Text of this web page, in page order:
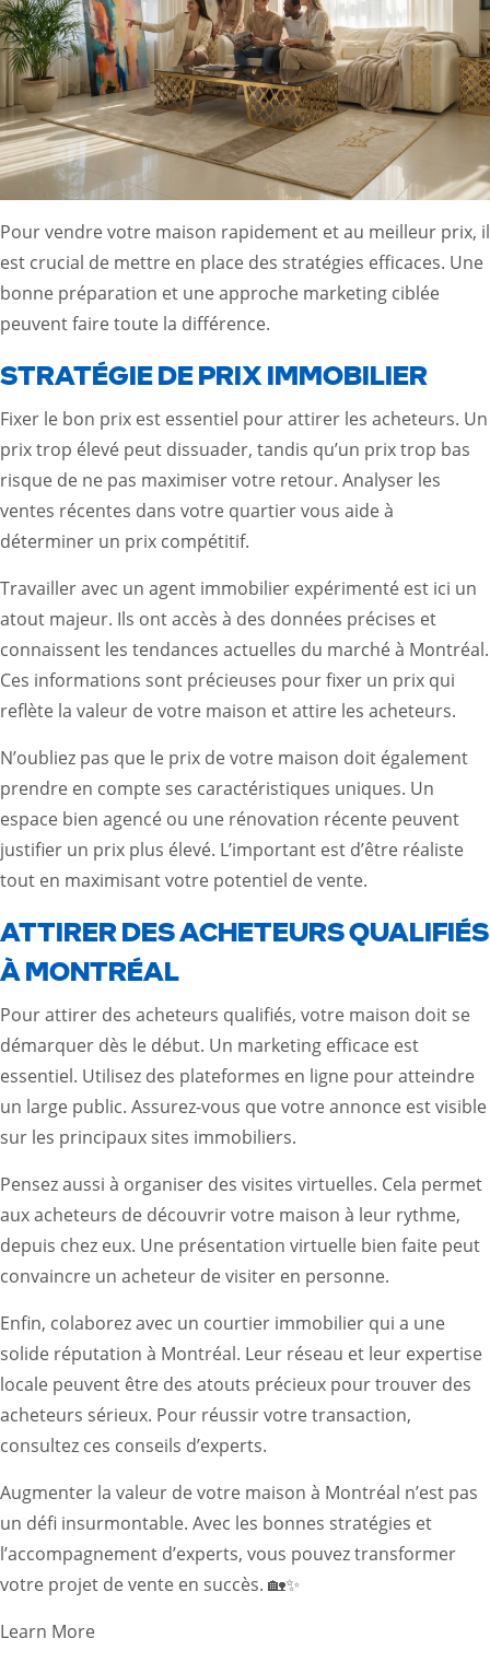
Pour vendre votre maison rapidement et au meilleur prix, il
est crucial de mettre en place des stratégies efficaces. Une
bonne préparation et une approche marketing ciblée
peuvent faire toute la différence.
STRATÉGIE DE PRIX IMMOBILIER
Fixer le bon prix est essentiel pour attirer les acheteurs. Un
prix trop élevé peut dissuader, tandis qu’un prix trop bas
risque de ne pas maximiser votre retour. Analyser les
ventes récentes dans votre quartier vous aide à
déterminer un prix compétitif.
Travailler avec un agent immobilier expérimenté est ici un
atout majeur. Ils ont accès à des données précises et
connaissent les tendances actuelles du marché à Montréal.
Ces informations sont précieuses pour fixer un prix qui
reflète la valeur de votre maison et attire les acheteurs.
N’oubliez pas que le prix de votre maison doit également
prendre en compte ses caractéristiques uniques. Un
espace bien agencé ou une rénovation récente peuvent
justifier un prix plus élevé. L’important est d’être réaliste
tout en maximisant votre potentiel de vente.
ATTIRER DES ACHETEURS QUALIFIÉS
À MONTRÉAL
Pour attirer des acheteurs qualifiés, votre maison doit se
démarquer dès le début. Un marketing efficace est
essentiel. Utilisez des plateformes en ligne pour atteindre
un large public. Assurez-vous que votre annonce est visible
sur les principaux sites immobiliers.
Pensez aussi à organiser des visites virtuelles. Cela permet
aux acheteurs de découvrir votre maison à leur rythme,
depuis chez eux. Une présentation virtuelle bien faite peut
convaincre un acheteur de visiter en personne.
Enfin, colaborez avec un courtier immobilier qui a une
solide réputation à Montréal. Leur réseau et leur expertise
locale peuvent être des atouts précieux pour trouver des
acheteurs sérieux. Pour réussir votre transaction,
consultez ces conseils d’experts.
Augmenter la valeur de votre maison à Montréal n’est pas
un défi insurmontable. Avec les bonnes stratégies et
l’accompagnement d’experts, vous pouvez transformer
votre projet de vente en succès. 🏡✨
Learn More